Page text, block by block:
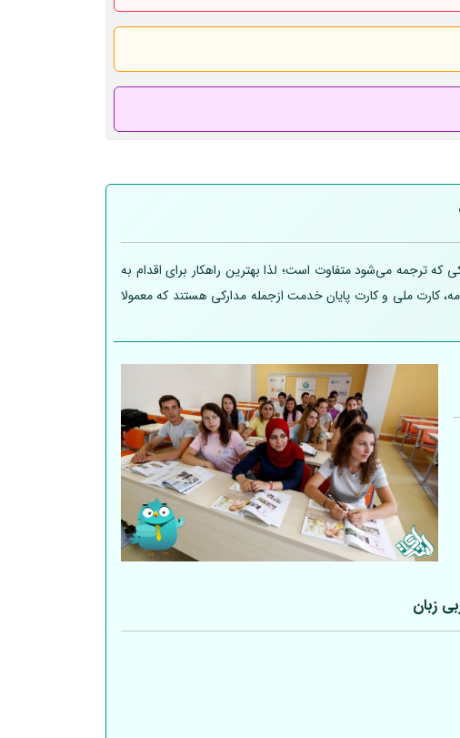
ترجمه می‌شود متفاوت است؛ لذا بهترین راهکار برای اقدام به
کارت ملی و کارت پایان خدمت ازجمله مدارکی هستند که معمولا
زبان